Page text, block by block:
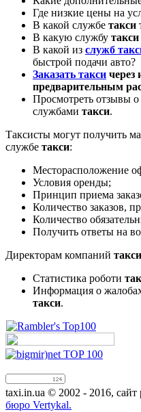
Где низкие цены на
В какой службе такси
В какую службу такси
В какой из служб
быстрой подачи авто?
Заказать такси через
предварительным
Просмотреть отзывы о
службами такси.
Таксисты могут получить
службе такси:
Месторасположение
Условия оренды;
Принцип приема
Количество заказов,
Количество
Получить ответы на
Директорам компаний такси
Статистика роботи
Информация о
такси.
taxi.in.ua © 2002 - 2016, сайт
бюро Vertykal.